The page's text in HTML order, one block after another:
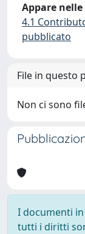
Appare
4.1
pubblicato
File in questo
Non ci sono
I documenti
tutti i diritti